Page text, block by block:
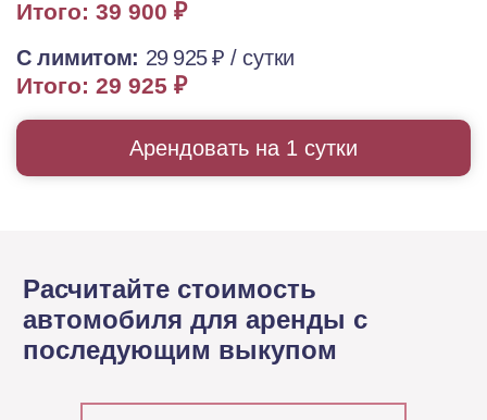
Итого: 39 900 ₽
С лимитом: 29 925 ₽ / сутки
Итого: 29 925 ₽
Арендовать на 1 сутки
Расчитайте стоимость
автомобиля для аренды с
последующим выкупом